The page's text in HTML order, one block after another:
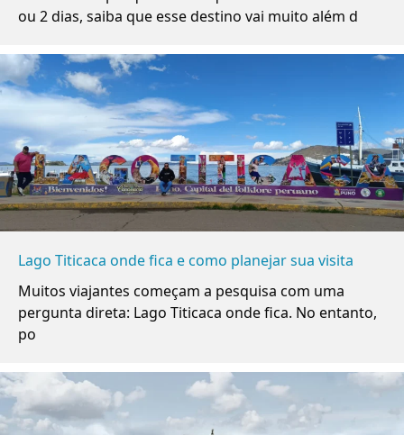
ou 2 dias, saiba que esse destino vai muito além d
Lago Titicaca onde fica e como planejar sua visita
Muitos viajantes começam a pesquisa com uma
pergunta direta: Lago Titicaca onde fica. No entanto,
po